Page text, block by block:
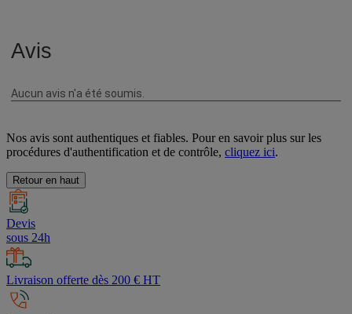
Nos avis sont authentiques et fiables. Pour en savoir plus sur les
procédures d'authentification et de contrôle, cliquez ici.
Retour en haut
Devis
sous 24h
Livraison offerte dès 200 € HT